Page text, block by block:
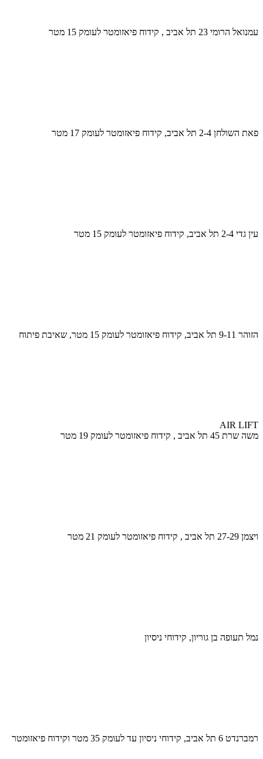
עמנואל הרומי 23 תל אביב , קידוח פיאזומטר לעומק 15 מטר
פאת השולחן 2-4 תל אביב, קידוח פיאזומטר לעומק 17 מטר
עין גדי 2-4 תל אביב, קידוח פיאזומטר לעומק 15 מטר
הזוהר 9-11 תל אביב, קידוח פיאזומטר לעומק 15 מטר, שאיבת פיתוח
AIR LIFT
משה שרת 45 תל אביב , קידוח פיאזומטר לעומק 19 מטר
ויצמן 27-29 תל אביב , קידוח פיאזומטר לעומק 21 מטר
נמל תעופה בן גוריון, קידוחי ניסיון
רמברנדט 6 תל אביב, קידוחי ניסיון עד לעומק 35 מטר וקידוח פיאזומטר